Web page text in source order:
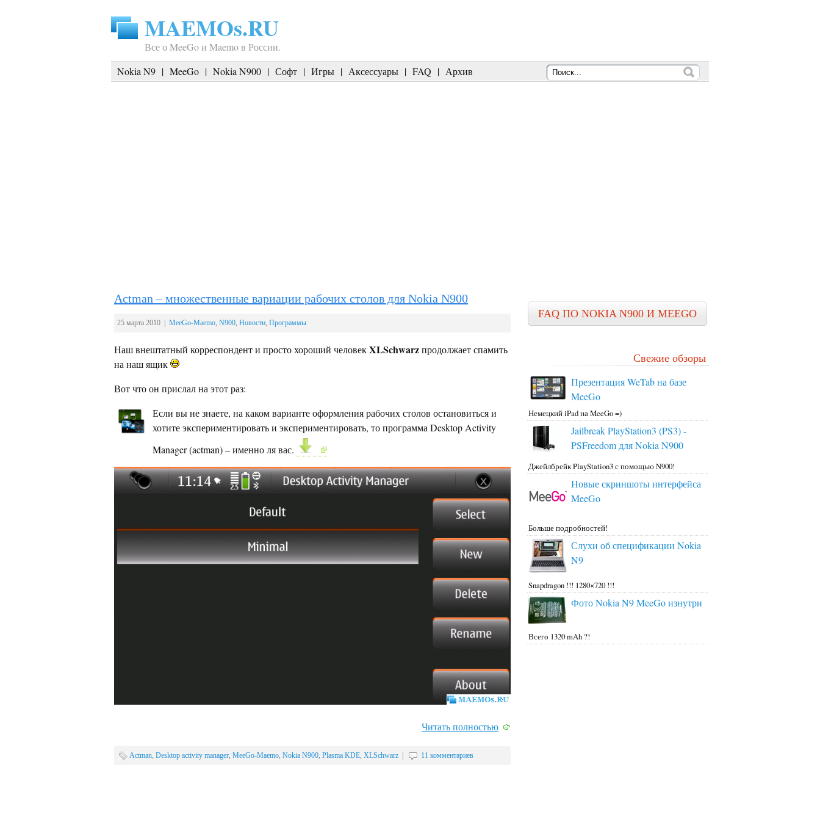
MAEMOs.RU
Все о MeeGo и Maemo в России.
Nokia N9 | MeeGo | Nokia N900 | Софт | Игры | Аксессуары | FAQ | Архив
Actman – множественные вариации рабочих столов для Nokia N900
25 марта 2010 | MeeGo-Maemo, N900, Новости, Программы
Наш внештатный корреспондент и просто хороший человекXLSchwarzпродолжает спамить
на наш ящик
Вот что он прислал на этот раз:
Если вы не знаете, на каком варианте оформления рабочих столов остановиться и
хотите экспериментировать и экспериментировать, то программа Desktop Activity
Manager (actman) – именно ля вас.
Читать полностью
Actman, Desktop activity manager, MeeGo-Maemo, Nokia N900, Plasma KDE, XLSchwarz 11 комментариев
FAQ ПО NOKIA N900 И MEEGO
Свежие обзоры
Презентация WeTab на базе
MeeGo
Немецкий iPad на MeeGo =)
Jailbreak PlayStation3 (PS3) -
PSFreedom для Nokia N900
Джейлбрейк PlayStation3 с помощью N900!
Новые скриншоты интерфейса
MeeGo
Больше подробностей!
Слухи об спецификации Nokia
N9
Snapdragon !!! 1280×720 !!!
Фото Nokia N9 MeeGo изнутри
Всего 1320 mAh ?!